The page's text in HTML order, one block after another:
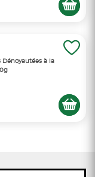
Dénoyautées à la